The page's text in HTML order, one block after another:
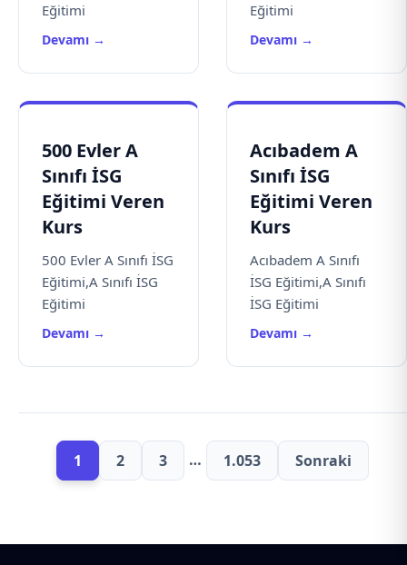
Eğitimi
Devamı →
Eğitimi
Devamı →
500 Evler A
Sınıfı İSG
Eğitimi Veren
Kurs
500 Evler A Sınıfı İSG
Eğitimi,A Sınıfı İSG
Eğitimi
Devamı →
Acıbadem A
Sınıfı İSG
Eğitimi Veren
Kurs
Acıbadem A Sınıfı
İSG Eğitimi,A Sınıfı
İSG Eğitimi
Devamı →
1 2 3 … 1.053 Sonraki